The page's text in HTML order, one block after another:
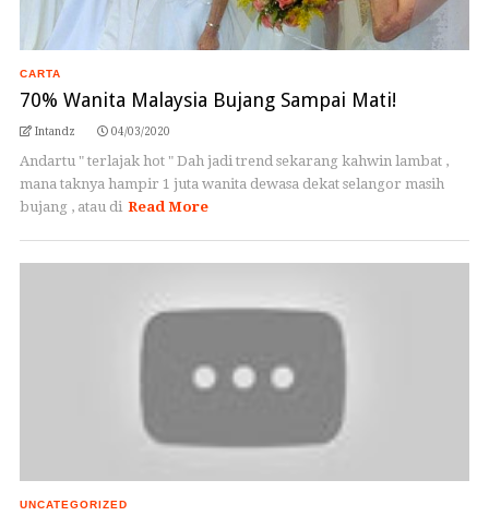
CARTA
70% Wanita Malaysia Bujang Sampai Mati!
Intandz 04/03/2020
Andartu " terlajak hot " Dah jadi trend sekarang kahwin lambat ,
mana taknya hampir 1 juta wanita dewasa dekat selangor masih
bujang , atau di Read More
UNCATEGORIZED